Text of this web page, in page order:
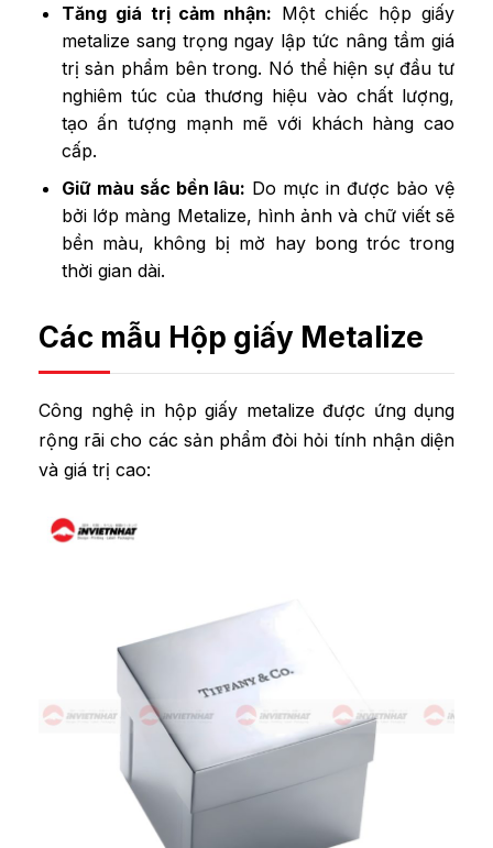
Tăng giá trị cảm nhận: Một chiếc hộp giấy
metalize sang trọng ngay lập tức nâng tầm giá
trị sản phẩm bên trong. Nó thể hiện sự đầu tư
nghiêm túc của thương hiệu vào chất lượng,
tạo ấn tượng mạnh mẽ với khách hàng cao
cấp.
Giữ màu sắc bền lâu: Do mực in được bảo vệ
bởi lớp màng Metalize, hình ảnh và chữ viết sẽ
bền màu, không bị mờ hay bong tróc trong
thời gian dài.
Các mẫu Hộp giấy Metalize
Công nghệ in hộp giấy metalize được ứng dụng
rộng rãi cho các sản phẩm đòi hỏi tính nhận diện
và giá trị cao: